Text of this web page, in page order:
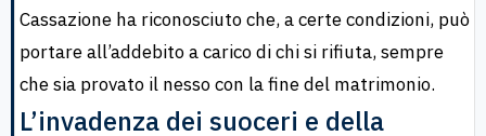
Cassazione ha riconosciuto che, a certe condizioni, può
portare all’addebito a carico di chi si rifiuta, sempre
che sia provato il nesso con la fine del matrimonio.
L’invadenza dei suoceri e della